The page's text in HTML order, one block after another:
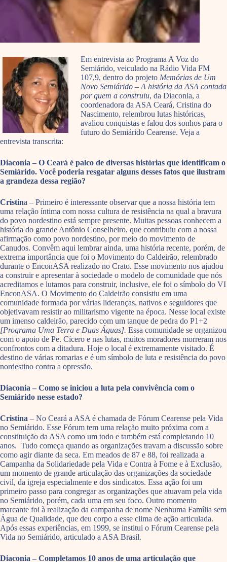
Em entrevista ao Programa A Voz do
Semiárido, veiculado na Rádio Vida FM
107,9, dentro do projeto Memórias de Um
Novo Semiárido – A história da ASA contada
por quem a construiu, da Diaconia, a
coordenadora da ASA Ceará, Cristina do
Nascimento, relembrou lutas históricas,
avaliou conquistas e falou dos sonhos para o
futuro do Semiárido Cearense. Veja a
entrevista transcrita:
Diaconia – O Ceará é palco de diversas histórias que identificam o
Semiárido. Você poderia resgatar alguns desses fatos que ilustram
a grandeza dessa região?
Cristina – Primeiro é interessante observar que a nossa história tem
uma relação íntima com nossa cultura de resistência na qual a bravura
do povo nordestino está sempre presente. Muitas pessoas conhecem a
história do grande Antônio Conselheiro, que contribuiu com a nossa
afirmação como povo nordestino, por meio do movimento de
Canudos. Convêm aqui lembrar ainda, uma história recente, porém, de
extrema importância que foi o Movimento do Caldeirão, relembrado
durante o EnconASA realizado no Crato. Esse movimento nos ajudou
a construir e apresentar à sociedade o modelo de comunidade que nós
acreditamos e lutamos para construir, inclusive, ele foi o símbolo do VI
EnconASA. O Movimento do Caldeirão consistiu em uma
comunidade formada por várias lideranças, nativos e seguidores que
objetivavam resistir ao militarismo vigente na época. Nesse local existe
um imenso caldeirão, parecido com um tanque de pedra do P1+2
[Programa Uma Terra e Duas Águas]. Essa comunidade se organizou
com o apoio de Pe. Cícero e nas lutas, muitos moradores morreram nos
confrontos com a ditadura. Hoje o local é extremamente visitado. É
destino de várias romarias e é um símbolo de luta e resistência do povo
nordestino contra a opressão.
Diaconia – Como se iniciou a luta pela convivência com o
Semiárido nesse estado?
Cristina – No Ceará a ASA é chamada de Fórum Cearense pela Vida
no Semiárido. Esse Fórum tem uma relação muito próxima com a
constituição da ASA como um todo e também está completando 10
anos. Tudo começa quando as organizações travam a discussão sobre
como agir diante da seca. Em meados de 87 e 88, foi realizada a
Campanha da Solidariedade pela Vida e Contra à Fome e à Exclusão,
um momento de grande articulação das organizações da sociedade
civil, da igreja especialmente e dos sindicatos. Essa ação foi um
primeiro passo para congregar as organizações que atuavam pela vida
no Semiárido, porém, cada uma em seu foco. Outro momento
marcante foi à realização da campanha de nome Nenhuma Família sem
Água de Qualidade, que deu corpo a esse clima de ação articulada.
Após essas experiências, em 1999, se institui o Fórum Cearense pela
Vida no Semiárido, articulado a ASA Brasil.
Diaconia – Completamos 10 anos de uma articulação que